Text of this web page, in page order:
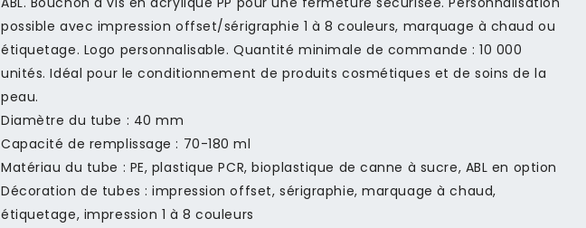
possible avec impression offset/sérigraphie 1 à 8 couleurs, marquage à chaud ou
étiquetage. Logo personnalisable. Quantité minimale de commande : 10 000
unités. Idéal pour le conditionnement de produits cosmétiques et de soins de la
peau.
Diamètre du tube : 40 mm
Capacité de remplissage : 70-180 ml
Matériau du tube : PE, plastique PCR, bioplastique de canne à sucre, ABL en option
Décoration de tubes : impression offset, sérigraphie, marquage à chaud,
étiquetage, impression 1 à 8 couleurs